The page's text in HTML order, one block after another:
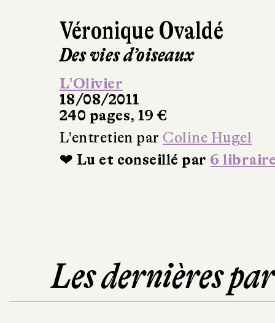
Véronique Ovaldé
Des vies d’oiseaux
L'Olivier
18/08/2011
240 pages, 19 €
L'entretien par Coline Hugel
❤ Lu et conseillé par 6
Les dernières